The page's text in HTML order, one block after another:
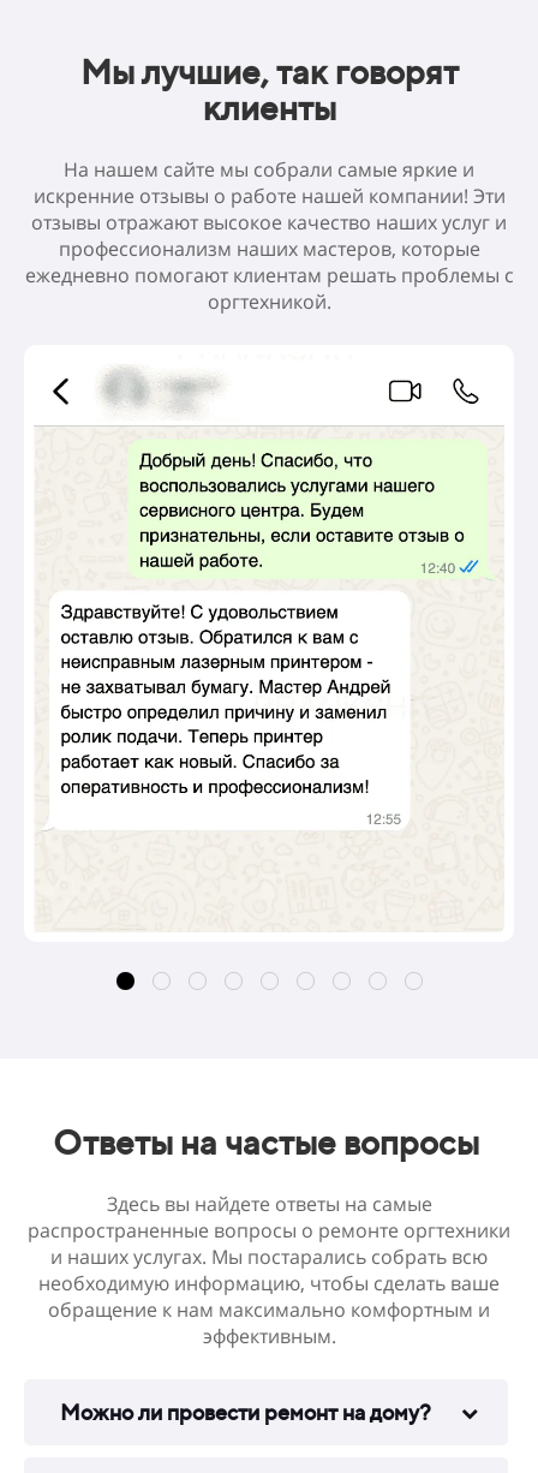
Мы лучшие, так говорят
клиенты
На нашем сайте мы собрали самые яркие и
искренние отзывы о работе нашей компании! Эти
отзывы отражают высокое качество наших услуг и
профессионализм наших мастеров, которые
ежедневно помогают клиентам решать проблемы с
оргтехникой.
Ответы на частые вопросы
Здесь вы найдете ответы на самые
распространенные вопросы о ремонте оргтехники
и наших услугах. Мы постарались собрать всю
необходимую информацию, чтобы сделать ваше
обращение к нам максимально комфортным и
эффективным.
Можно ли провести ремонт на дому?